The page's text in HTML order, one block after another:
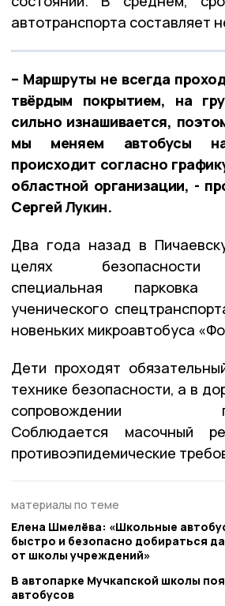
автотранспорта составляет
– Маршруты не всегда
твёрдым покрытием, на
сильно изнашивается,
мы меняем автобусы
происходит согласно
областной организации, -
Сергей Лукин.
Два года назад в
целях безопасности
специальная
ученического
новеньких микроавтобуса
Дети проходят
технике безопасности, а в
сопровождении
Соблюдается масочный
противоэпидемические
материалы по теме
Елена Шмелёва: «Школьные
быстро и безопасно добираться
от школы учреждений»
В автопарке Мучкапской школы
автобусов